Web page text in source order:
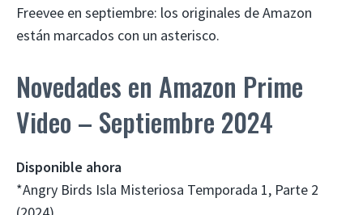
Freevee en septiembre: los originales de Amazon
están marcados con un asterisco.
Novedades en Amazon Prime
Video – Septiembre 2024
Disponible ahora
*Angry Birds Isla Misteriosa Temporada 1, Parte 2